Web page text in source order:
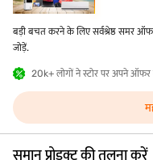
बड़ी बचत करने के लिए सर्वश्रेष्ठ समर
जोड़ें.
20k+ लोगों ने स्टोर पर अपने ऑफर
समान प्रोडक्ट की तुलना करें